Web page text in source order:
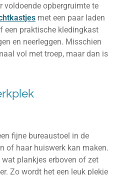
voldoende opbergruimte te
met een paar laden
een praktische kledingkast
en neerleggen. Misschien
vol met troep, maar dan is
fijne bureaustoel in de
of haar huiswerk kan maken.
plankjes erboven of zet
Zo wordt het een leuk plekje